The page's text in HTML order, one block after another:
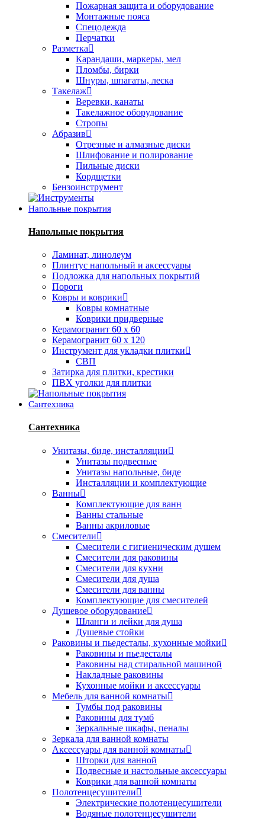
Пожарная защита и оборудование
Монтажные пояса
Спецодежда
Перчатки
Разметка
Карандаши, маркеры, мел
Пломбы, бирки
Шнуры, шпагаты, леска
Такелаж
Веревки, канаты
Такелажное оборудование
Стропы
Абразив
Отрезные и алмазные диски
Шлифование и полирование
Пильные диски
Кордщетки
Бензоинструмент
Напольные покрытия
Напольные покрытия
Ламинат, линолеум
Плинтус напольный и аксессуары
Подложка для напольных покрытий
Пороги
Ковры и коврики
Ковры комнатные
Коврики придверные
Керамогранит 60 х 60
Керамогранит 60 х 120
Инструмент для укладки плитки
СВП
Затирка для плитки, крестики
ПВХ уголки для плитки
Сантехника
Сантехника
Унитазы, биде, инсталляции
Унитазы подвесные
Унитазы напольные, биде
Инсталляции и комплектующие
Ванны
Комплектующие для ванн
Ванны стальные
Ванны акриловые
Смесители
Смесители с гигиеническим душем
Смесители для раковины
Смесители для кухни
Смесители для душа
Смесители для ванны
Комплектующие для смесителей
Душевое оборудование
Шланги и лейки для душа
Душевые стойки
Раковины и пьедесталы, кухонные мойки
Раковины и пьедесталы
Раковины над стиральной машиной
Накладные раковины
Кухонные мойки и аксессуары
Мебель для ванной комнаты
Тумбы под раковины
Раковины для тумб
Зеркальные шкафы, пеналы
Зеркала для ванной комнаты
Аксессуары для ванной комнаты
Шторки для ванной
Подвесные и настольные аксессуары
Коврики для ванной комнаты
Полотенцесушители
Электрические полотенцесушители
Водяные полотенцесушители